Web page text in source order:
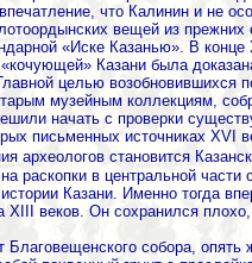
что Калинин и не
вещей из
«Иске Казанью». В
Казани была
целью возобновившихся
музейным коллекциям,
начать с проверки
письменных источниках
археологов становится
раскопки в центральной
Казани. Именно тогда
XIII веков. Он сохранился
собора,